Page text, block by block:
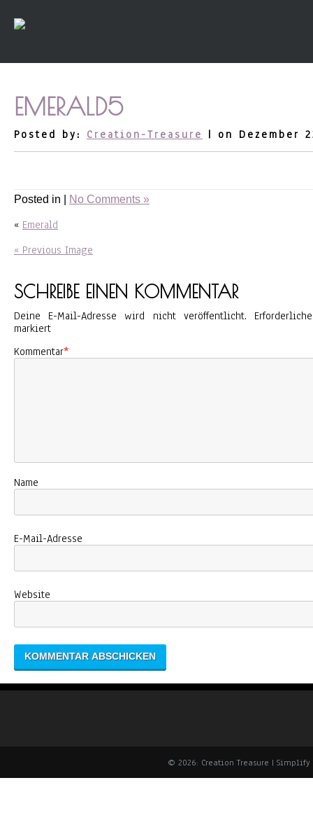
EMERALD5
Posted by: Creation-Treasure | on Dezember
Posted in | No Comments »
« Emerald
« Previous Image
SCHREIBE EINEN KOMMENTAR
Deine E-Mail-Adresse wird nicht veröffentlicht.
markiert
Kommentar*
Name
E-Mail-Adresse
Website
© 2026: Creation Treasure | Simplify